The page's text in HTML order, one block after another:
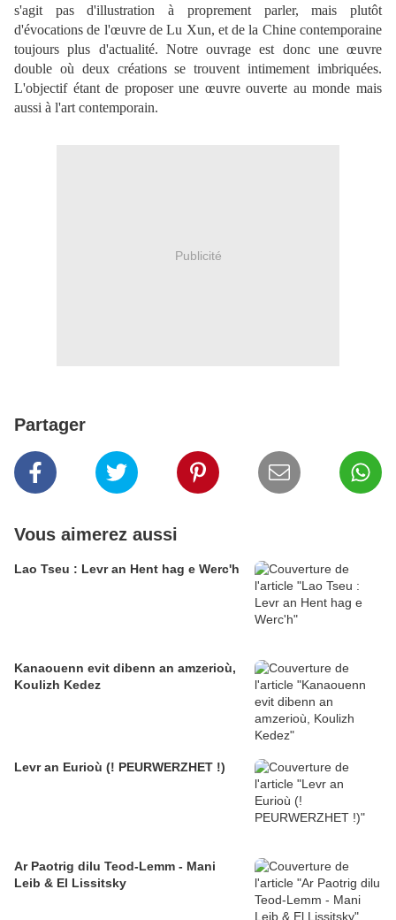
s'agit pas d'illustration à proprement parler, mais plutôt
d'évocations de l'œuvre de Lu Xun, et de la Chine contemporaine
toujours plus d'actualité. Notre ouvrage est donc une œuvre
double où deux créations se trouvent intimement imbriquées.
L'objectif étant de proposer une œuvre ouverte au monde mais
aussi à l'art contemporain.
Publicité
Partager
Vous aimerez aussi
Lao Tseu : Levr an Hent hag e Werc'h
Kanaouenn evit dibenn an amzerioù,
Koulizh Kedez
Levr an Eurioù (! PEURWERZHET !)
Ar Paotrig dilu Teod-Lemm - Mani
Leib & El Lissitsky